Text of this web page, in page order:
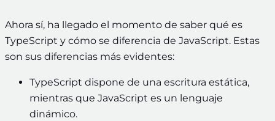
Ahora sí, ha llegado el momento de saber qué es
TypeScript y cómo se diferencia de JavaScript. Estas
son sus diferencias más evidentes:
TypeScript dispone de una escritura estática,
mientras que JavaScript es un lenguaje
dinámico.